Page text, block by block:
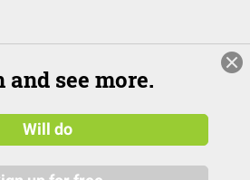
and see more.
Will do